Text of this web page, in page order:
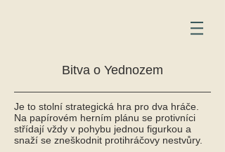
Bitva o Yednozem
Je to stolní strategická hra pro dva hráče.
Na papírovém herním plánu se protivníci
střídají vždy v pohybu jednou figurkou a
snaží se zneškodnit protihráčovy nestvůry.